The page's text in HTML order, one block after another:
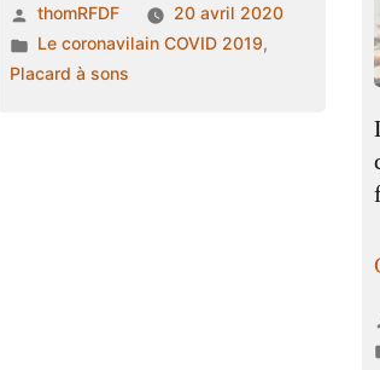
Publié
par
thomRFDF
20 avril 2020
Publié
dans
Le coronavilain COVID 2019,
Placard à sons